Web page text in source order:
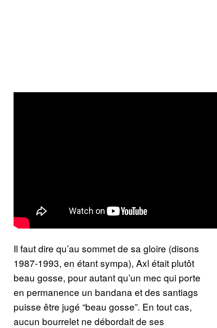
Il faut dire qu’au sommet de sa gloire (disons
1987-1993, en étant sympa), Axl était plutôt
beau gosse, pour autant qu’un mec qui porte
en permanence un bandana et des santiags
puisse être jugé “beau gosse”. En tout cas,
aucun bourrelet ne débordait de ses